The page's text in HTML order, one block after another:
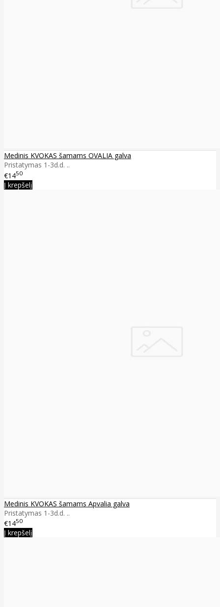
Medinis KVOKAS šamams OVALIA galva
Pristatymas 1-3d.d. ..
€1450
Į krepšelį
Medinis KVOKAS šamams Apvalia galva
Pristatymas 1-3d.d. ..
€1450
Į krepšelį